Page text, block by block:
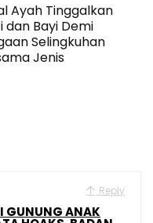
Ayah Tinggalkan
dan Bayi Demi
Selingkuhan
Jenis
Reply
GUNUNG ANAK